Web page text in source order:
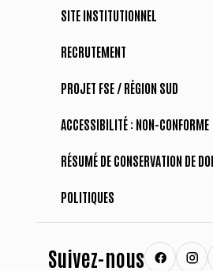
SITE INSTITUTIONNEL
RECRUTEMENT
PROJET FSE / RÉGION SUD
ACCESSIBILITÉ : NON-CONFORME
RÉSUMÉ DE CONSERVATION DE
POLITIQUES
Suivez-nous